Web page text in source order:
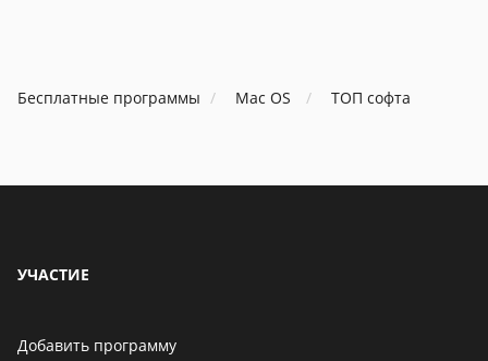
Бесплатные программы Mac OS ТОП софта
УЧАСТИЕ
Добавить программу